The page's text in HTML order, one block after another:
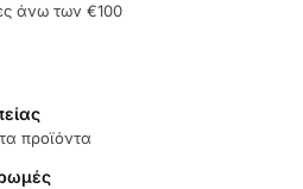
άνω των €100
προϊόντα